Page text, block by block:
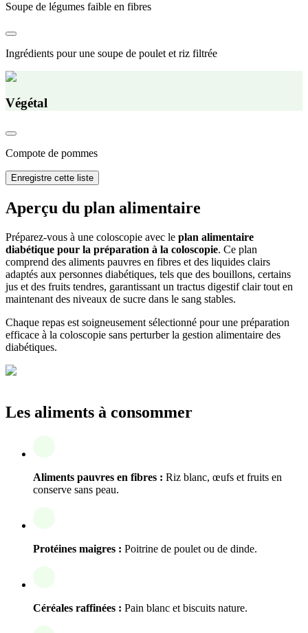
Soupe de légumes faible en fibres
Ingrédients pour une soupe de poulet et riz filtrée
Végétal
Compote de pommes
Enregistre cette liste
Aperçu du plan alimentaire
Préparez-vous à une coloscopie avec le plan alimentaire
diabétique pour la préparation à la coloscopie. Ce plan
comprend des aliments pauvres en fibres et des liquides clairs
adaptés aux personnes diabétiques, tels que des bouillons, certains
jus et des fruits tendres, garantissant un tractus digestif clair tout en
maintenant des niveaux de sucre dans le sang stables.
Chaque repas est soigneusement sélectionné pour une préparation
efficace à la coloscopie sans perturber la gestion alimentaire des
diabétiques.
Les aliments à consommer
Aliments pauvres en fibres : Riz blanc, œufs et fruits en
conserve sans peau.
Protéines maigres : Poitrine de poulet ou de dinde.
Céréales raffinées : Pain blanc et biscuits nature.